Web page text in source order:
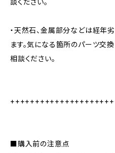
談ください。
・天然石、金属部分などは経年
ます。気になる箇所のパーツ交
相談ください。
■購入前の注意点